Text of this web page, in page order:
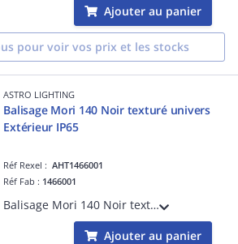
Ajouter au panier
pour voir vos prix et les stocks
ASTRO LIGHTING
Balisage Mori 140 Noir texturé univers
Extérieur IP65
Réf Rexel :AHT1466001
Réf Fab : 1466001
Balisage Mori 140 Noir texturé référence 1466001 univers Extérieur source incluse 4.1W LED non-dimmable driver non-requis IP65 Classe I - Mise à la terre
Ajouter au panier